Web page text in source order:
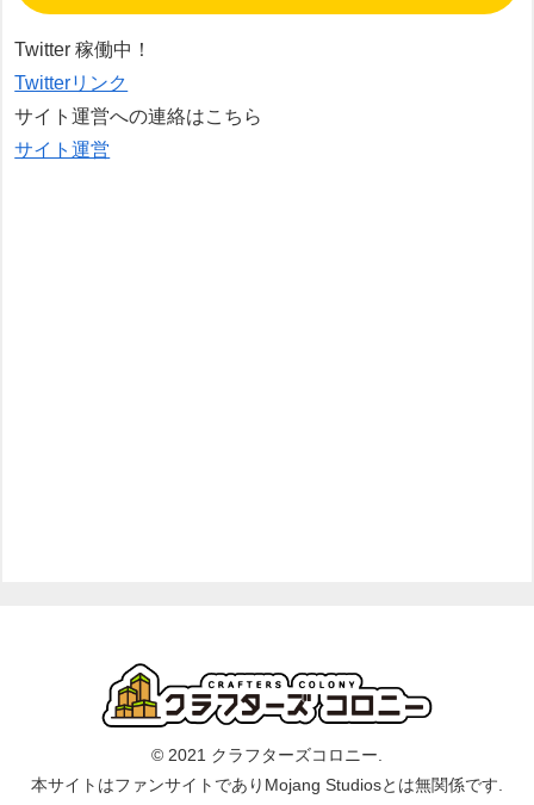
Twitter 稼働中！
Twitterリンク
サイト運営への連絡はこちら
サイト運営
© 2021 クラフターズコロニー.
本サイトはファンサイトでありMojang Studiosとは無関係です.